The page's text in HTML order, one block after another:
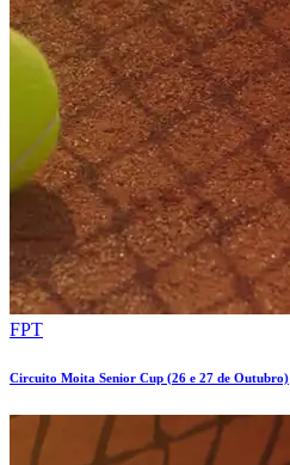
FPT
Circuito Moita Senior Cup (26 e 27 de Outubro)